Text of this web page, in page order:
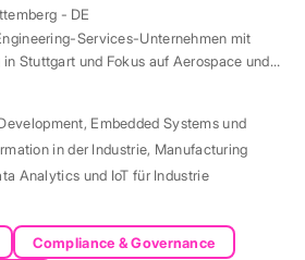
- DE
Services-Unternehmen mit
Stuttgart und Fokus auf Aerospace und
, Embedded Systems und
in der Industrie, Manufacturing
Analytics und IoT für Industrie
Compliance & Governance